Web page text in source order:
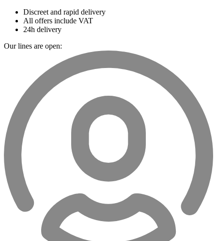
Discreet and rapid delivery
All offers include VAT
24h delivery
Our lines are open: